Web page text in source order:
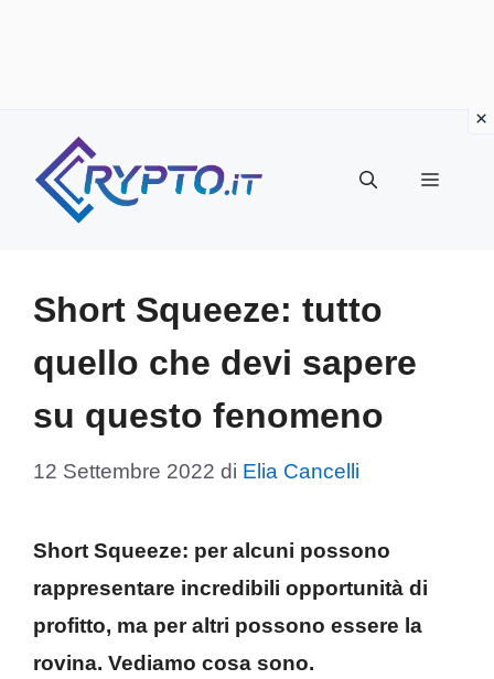
contenuto
Menu
Short Squeeze: tutto
quello che devi sapere
su questo fenomeno
12 Settembre 2022 di Elia Cancelli
Short Squeeze: per alcuni possono
rappresentare incredibili opportunità di
profitto, ma per altri possono essere la
rovina. Vediamo cosa sono.